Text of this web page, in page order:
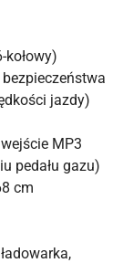
kołowy)
jazdy)
MP3
pedału gazu)
cm